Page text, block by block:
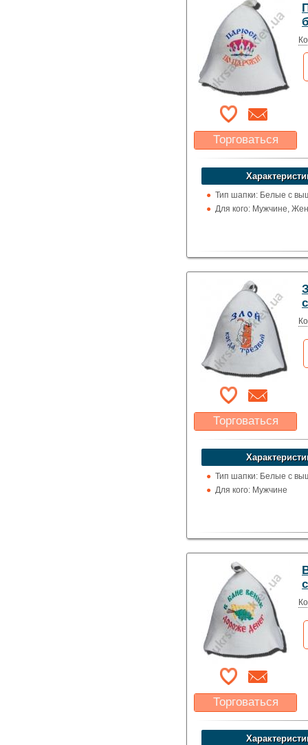
Торговаться
Какая цена Вас
устроит?
Указать цену
Тип шапки: Белые с
Для кого: Мужчине,
Торговаться
Какая цена Вас
устроит?
Указать цену
Тип шапки: Белые с
Для кого: Мужчине
Торговаться
Какая цена Вас
устроит?